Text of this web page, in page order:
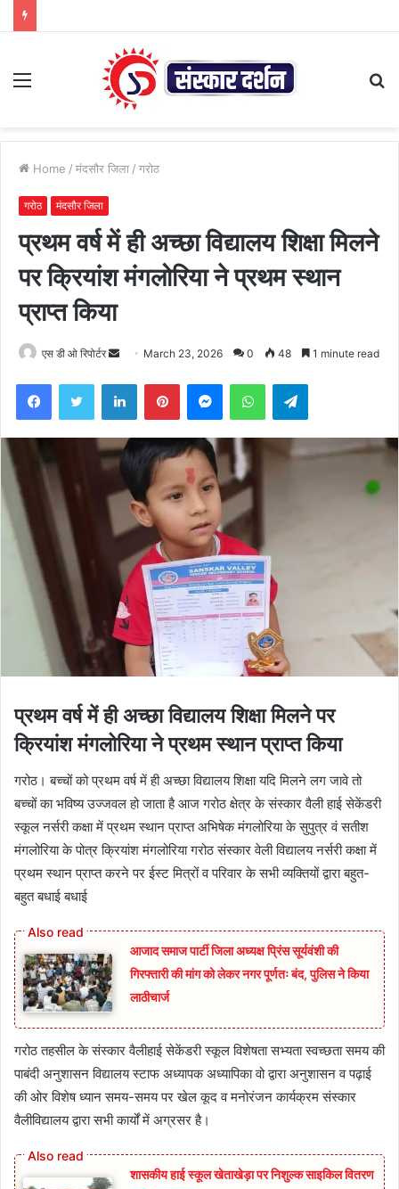
Menu
Home / मंदसौर जिला / गरोठ
गरोठ मंदसौर जिला
प्रथम वर्ष में ही अच्छा विद्यालय शिक्षा मिलने
पर क्रियांश मंगलोरिया ने प्रथम स्थान
प्राप्त किया
एस डी ओ रिपोर्टर
Send March 23, 2026 0 48 1 minute read
FacebookTwitter LinkedInPinterestMessengerWhatsAppTelegram
प्रथम वर्ष में ही अच्छा विद्यालय शिक्षा मिलने पर
क्रियांश मंगलोरिया ने प्रथम स्थान प्राप्त किया
गरोठ। बच्चों को प्रथम वर्ष में ही अच्छा विद्यालय शिक्षा यदि मिलने लग जावे तो
बच्चों का भविष्य उज्जवल हो जाता है आज गरोठ क्षेत्र के संस्कार वैली हाई सेकेंडरी
स्कूल नर्सरी कक्षा में प्रथम स्थान प्राप्त अभिषेक मंगलोरिया के सुपुत्र वं सतीश
मंगलोरिया के पोत्र क्रियांश मंगलोरिया गरोठ संस्कार वेली विद्यालय नर्सरी कक्षा में
प्रथम स्थान प्राप्त करने पर ईस्ट मित्रों व परिवार के सभी व्यक्तियों द्वारा बहुत-
बहुत बधाई बधाई
आजाद समाज पार्टी जिला अध्यक्ष प्रिंस सूर्यवंशी की
गिरफ्तारी की मांग को लेकर नगर पूर्णतः बंद, पुलिस ने किया
लाठीचार्ज
गरोठ तहसील के संस्कार वैलीहाई सेकेंडरी स्कूल विशेषता सभ्यता स्वच्छता समय की
पाबंदी अनुशासन विद्यालय स्टाफ अध्यापक अध्यापिका वो द्वारा अनुशासन व पढ़ाई
की ओर विशेष ध्यान समय-समय पर खेल कूद व मनोरंजन कार्यक्रम संस्कार
वैलीविद्यालय द्वारा सभी कार्यों में अग्रसर है।
शासकीय हाई स्कूल खेताखेड़ा पर निशुल्क साइकिल वितरण